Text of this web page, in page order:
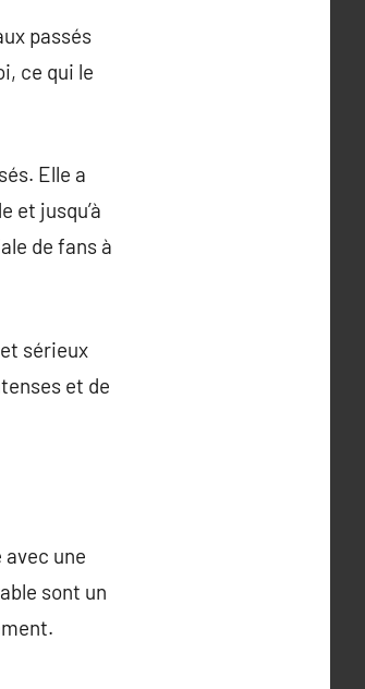
passés
ce qui le
Elle a
et jusqu’à
de fans à
sérieux
et de
avec une
sont un